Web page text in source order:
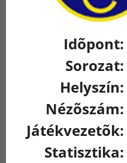
Idõpont:
Sorozat:
Helyszín:
Nézõszám:
Játékvezetõk:
Statisztika: